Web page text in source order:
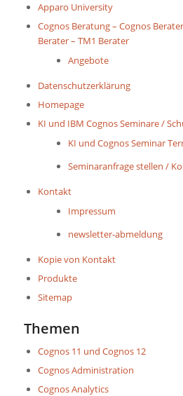
Apparo University
Cognos Beratung – Cognos
Berater – TM1 Berater
Angebote
Datenschutzerklärung
Homepage
KI und IBM Cognos Seminare /
KI und Cognos Seminar
Seminaranfrage stellen /
Kontakt
Impressum
newsletter-abmeldung
Kopie von Kontakt
Produkte
Sitemap
Themen
Cognos 11 und Cognos 12
Cognos Administration
Cognos Analytics